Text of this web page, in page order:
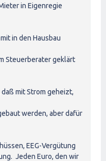
in Eigenregie
in den Hausbau
Steuerberater geklärt
mit Strom geheizt,
werden, aber dafür
EEG-Vergütung
Jeden Euro, den wir